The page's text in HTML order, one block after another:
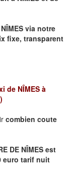
NÎMES via notre
fixe, transparent
de NÎMES à
combien coute
DE NÎMES est
euro tarif nuit